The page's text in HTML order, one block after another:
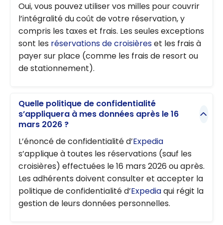
Oui, vous pouvez utiliser vos milles pour couvrir
l’intégralité du coût de votre réservation, y
compris les taxes et frais. Les seules exceptions
sont les réservations de croisièreset les frais à
payer sur place (comme les frais de resort ou
de stationnement).
Quelle politique de confidentialité
s’appliquera à mes données après le 16
mars 2026 ?
L’énoncé de confidentialité d’Expedia
s’applique à toutes les réservations (sauf les
croisières) effectuées le 16 mars 2026 ou après.
Les adhérents doivent consulter et accepter la
politique de confidentialité d’Expediaqui régit la
gestion de leurs données personnelles.